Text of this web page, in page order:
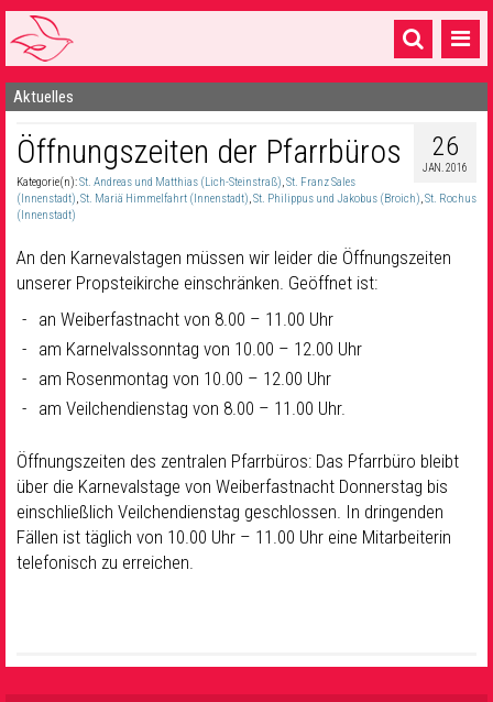
Startseite
1 Pfarrei
16 Gemeinden & mehr
Sakramente & Feste
Gemeinschaft & Soziales
Musik
Seelsorge & Kontakt
Aktuelles
26
JAN. 2016
Öffnungszeiten der Pfarrbüros
Kategorie(n):St. Andreas und Matthias (Lich-Steinstraß),St. Franz Sales
(Innenstadt),St. Mariä Himmelfahrt (Innenstadt),St. Philippus und Jakobus (Broich),St. Rochus
(Innenstadt)
An den Karnevalstagen müssen wir leider die Öffnungszeiten
unserer Propsteikirche einschränken. Geöffnet ist:
an Weiberfastnacht von 8.00 – 11.00 Uhr
am Karnelvalssonntag von 10.00 – 12.00 Uhr
am Rosenmontag von 10.00 – 12.00 Uhr
am Veilchendienstag von 8.00 – 11.00 Uhr.
Öffnungszeiten des zentralen Pfarrbüros: Das Pfarrbüro bleibt
über die Karnevalstage von Weiberfastnacht Donnerstag bis
einschließlich Veilchendienstag geschlossen. In dringenden
Fällen ist täglich von 10.00 Uhr – 11.00 Uhr eine Mitarbeiterin
telefonisch zu erreichen.